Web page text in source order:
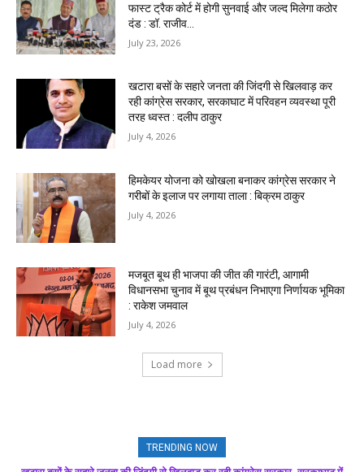
फास्ट ट्रैक कोर्ट में होगी सुनवाई और जल्द मिलेगा कठोर
दंड : डॉ. राजीव...
July 23, 2026
खटारा बसों के सहारे जनता की जिंदगी से खिलवाड़ कर
रही कांग्रेस सरकार, सरकाघाट में परिवहन व्यवस्था पूरी
तरह ध्वस्त : दलीप ठाकुर
July 4, 2026
हिमकेयर योजना को खोखला बनाकर कांग्रेस सरकार ने
गरीबों के इलाज पर लगाया ताला : बिक्रम ठाकुर
July 4, 2026
मजबूत बूथ ही भाजपा की जीत की गारंटी, आगामी
विधानसभा चुनाव में बूथ प्रबंधन निभाएगा निर्णायक भूमिका
: राकेश जमवाल
July 4, 2026
Load more